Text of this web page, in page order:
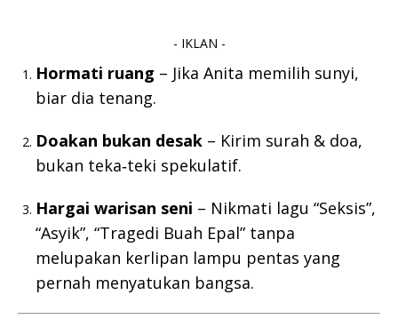
- IKLAN -
Hormati ruang – Jika Anita memilih sunyi,
biar dia tenang.
Doakan bukan desak – Kirim surah & doa,
bukan teka‑teki spekulatif.
Hargai warisan seni – Nikmati lagu “Seksis”,
“Asyik”, “Tragedi Buah Epal” tanpa
melupakan kerlipan lampu pentas yang
pernah menyatukan bangsa.